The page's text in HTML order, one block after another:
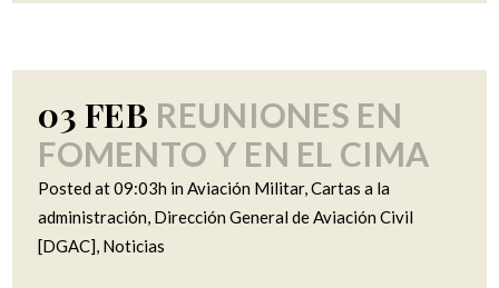
03 FEB REUNIONES EN
FOMENTO Y EN EL CIMA
Posted at 09:03h inAviación Militar,Cartas a la
administración, Dirección General de Aviación Civil
[DGAC], Noticias